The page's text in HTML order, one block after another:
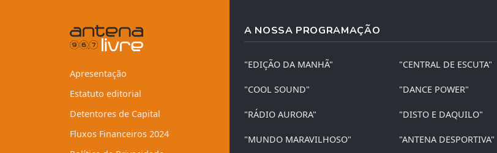
Apresentação
Estatuto editorial
Detentores de Capital
Fluxos Financeiros 2024
A NOSSA PROGRAMAÇÃO
"EDIÇÃO DA MANHÃ" "CENTRAL DE ESCUTA"
"COOL SOUND" "DANCE POWER"
"RÁDIO AURORA" "DISTO E DAQUILO"
"MUNDO MARAVILHOSO" "ANTENA DESPORTIVA"